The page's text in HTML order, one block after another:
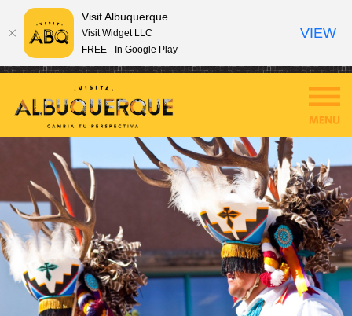
Visit Albuquerque
Visit Widget LLC
FREE - In Google Play
VIEW